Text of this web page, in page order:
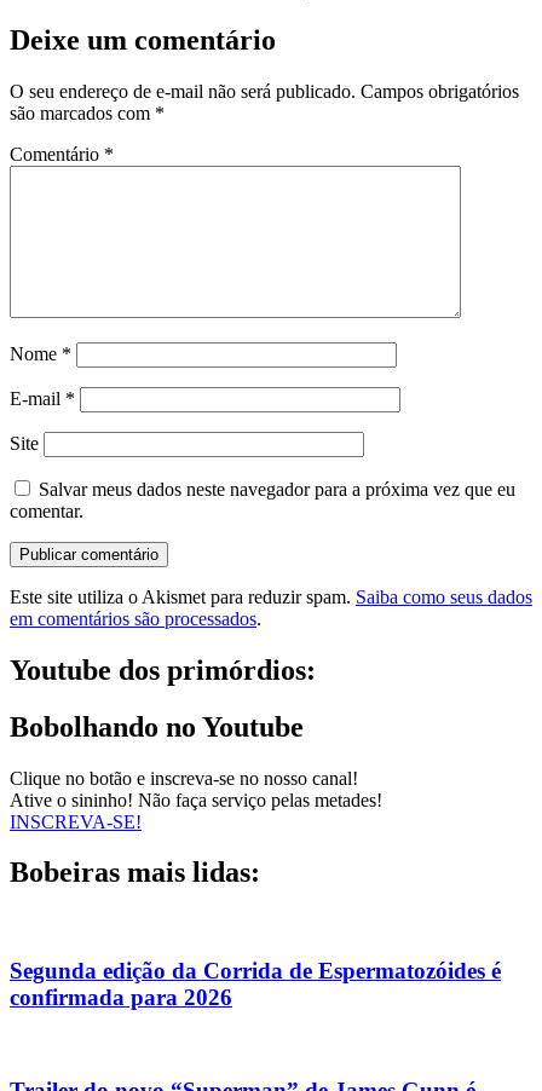
Deixe um comentário
O seu endereço de e-mail não será publicado. Campos obrigatórios
são marcados com *
Comentário *
Nome *
E-mail *
Site
Salvar meus dados neste navegador para a próxima vez que eu
comentar.
Este site utiliza o Akismet para reduzir spam. Saiba como seus dados
em comentários são processados.
Youtube dos primórdios:
Bobolhando no Youtube
Clique no botão e inscreva-se no nosso canal!
Ative o sininho! Não faça serviço pelas metades!
INSCREVA-SE!
Bobeiras mais lidas:
Segunda edição da Corrida de Espermatozóides é
confirmada para 2026